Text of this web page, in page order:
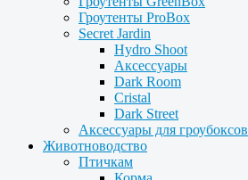
Гроутенты ProBox
Secret Jardin
Hydro Shoot
Аксессуары
Dark Room
Cristal
Dark Street
Аксессуары для гроубоксов
Животноводство
Птичкам